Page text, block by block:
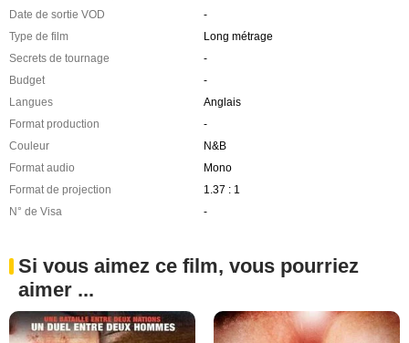
Date de sortie VOD
-
Type de film
Long métrage
Secrets de tournage
-
Budget
-
Langues
Anglais
Format production
-
Couleur
N&B
Format audio
Mono
Format de projection
1.37 : 1
N° de Visa
-
Si vous aimez ce film, vous pourriez
aimer ...